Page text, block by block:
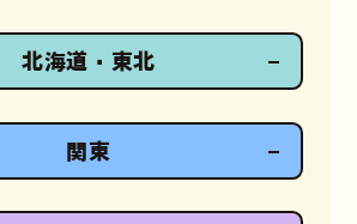
北海道・東北
関東